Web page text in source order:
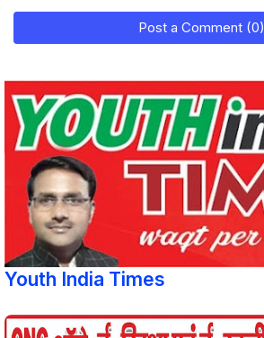
Post a Comment (0)
Youth India Times